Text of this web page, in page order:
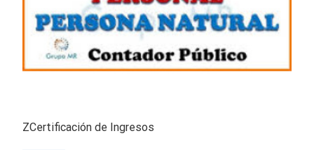
ZCertificación de Ingresos